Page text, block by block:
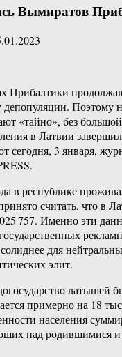
Вымиратов
Прибалтики
Поэтому
«тайно», без
в Латвии
сегодня, 3 января,
в республике
считать, что в
757. Именно эти
для
элит.
латышей
примерно на 18
населения
над родившимися